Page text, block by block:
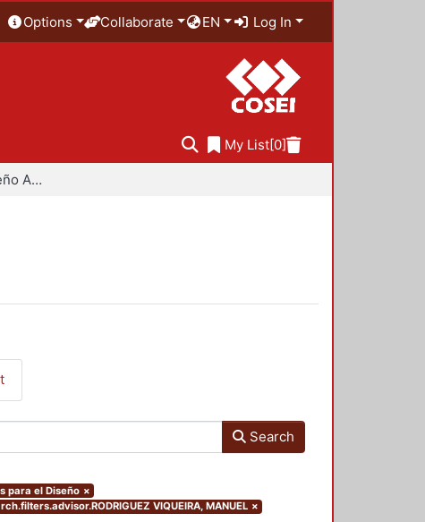
Options Collaborate EN Log In
My List[0]
Especialidad en Diseño Ambiental
Search
para el Diseño ×
VIQUEIRA, MANUEL ×